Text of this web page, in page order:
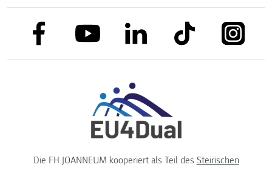
link to facebooklink to youtubelink to linkedinlink to tiktok
Die FH JOANNEUM kooperiert als Teil des Steirischen